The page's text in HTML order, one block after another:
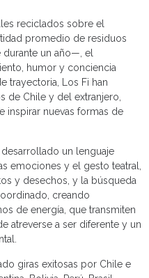
reciclados sobre el
promedio de residuos
durante un año—, el
humor y conciencia
trayectoria, Los Fi han
de Chile y del extranjero,
inspirar nuevas formas de
un lenguaje
emociones y el gesto teatral,
y desechos, y la búsqueda
creando
de energía, que transmiten
atreverse a ser diferente y un
giras exitosas por Chile e